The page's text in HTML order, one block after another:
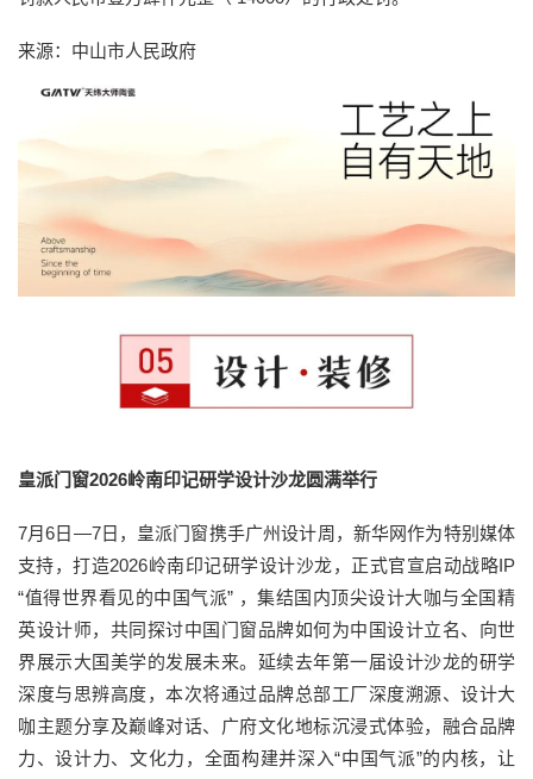
来源：中山市人民政府
皇派门窗2026岭南印记研学设计沙龙圆满举行
7月6日—7日，皇派门窗携手广州设计周，新华网作为特别媒体
支持，打造2026岭南印记研学设计沙龙，正式官宣启动战略IP
“值得世界看见的中国气派” ，集结国内顶尖设计大咖与全国精
英设计师，共同探讨中国门窗品牌如何为中国设计立名、向世
界展示大国美学的发展未来。延续去年第一届设计沙龙的研学
深度与思辨高度，本次将通过品牌总部工厂深度溯源、设计大
咖主题分享及巅峰对话、广府文化地标沉浸式体验，融合品牌
力、设计力、文化力，全面构建并深入“中国气派”的内核，让